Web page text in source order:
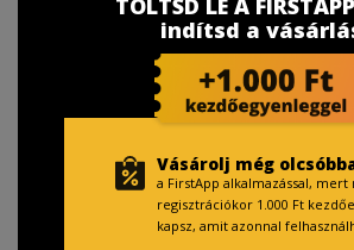
TÖLTSD LE A
indítsd a
Vásárolj még
a FirstApp alkalmazással, mert
regisztrációkor 1.000 Ft
kapsz, amit azonnal